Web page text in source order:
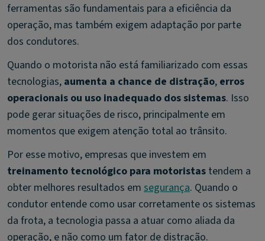
ferramentas são fundamentais para a eficiência da
operação, mas também exigem adaptação por parte
dos condutores.
Quando o motorista não está familiarizado com essas
tecnologias, aumenta a chance de distração, erros
operacionais ou uso inadequado dos sistemas. Isso
pode gerar situações de risco, principalmente em
momentos que exigem atenção total ao trânsito.
Por esse motivo, empresas que investem em
treinamento tecnológico para motoristas tendem a
obter melhores resultados em segurança. Quando o
condutor entende como usar corretamente os sistemas
da frota, a tecnologia passa a atuar como aliada da
operação, e não como um fator de distração.